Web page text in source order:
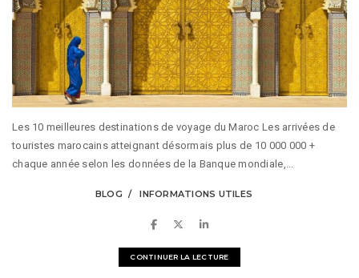
Les 10 meilleures destinations de voyage du Maroc Les arrivées de
touristes marocains atteignant désormais plus de 10 000 000 +
chaque année selon les données de la Banque mondiale,...
BLOG INFORMATIONS UTILES
CONTINUER LA LECTURE